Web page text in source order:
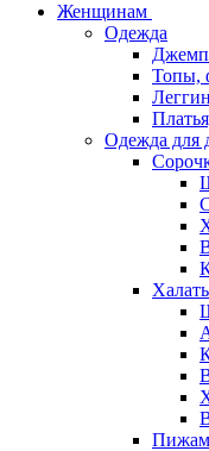
Женщинам
Одежда
Топы,
Одежда для